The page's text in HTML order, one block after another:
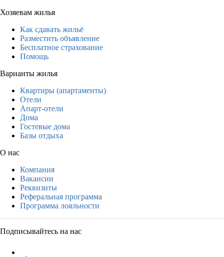
Хозяевам жилья
Как сдавать жильё
Разместить объявление
Бесплатное страхование
Помощь
Варианты жилья
Квартиры (апартаменты)
Отели
Апарт-отели
Дома
Гостевые дома
Базы отдыха
О нас
Компания
Вакансии
Реквизиты
Реферальная программа
Программа лояльности
Подписывайтесь на нас